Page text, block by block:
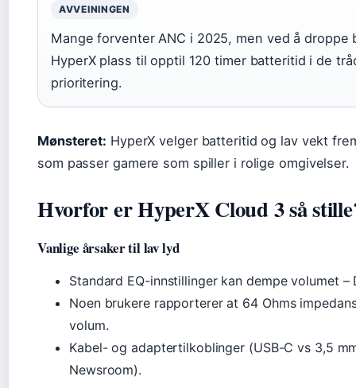
AVVEININGEN
Mange forventer ANC i 2025, men ved å
HyperX plass til opptil 120 timer batteritid i de
prioritering.
Mønsteret: HyperX velger batteritid og lav vekt
som passer gamere som spiller i rolige omgivelser.
Hvorfor er HyperX Cloud 3 så
Vanlige årsaker til lav lyd
Standard EQ-innstillinger kan dempe volumet
Noen brukere rapporterer at 64 Ohms
volum.
Kabel- og adaptertilkoblinger (USB-C vs 3,5
Newsroom).